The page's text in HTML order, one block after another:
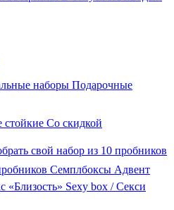
наборы Подарочные
стойкие Со скидкой
свой набор из 10 пробников
Семплбоксы Адвент
«Близость» Sexy box / Секси